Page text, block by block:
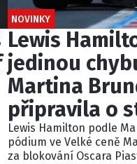
NOVINKY
Lewis
jedinou
Martina
připravila o
Lewis Hamilton podle
pódium ve Velké ceně
za blokování Oscara